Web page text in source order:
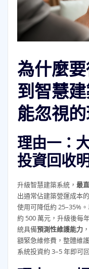
為什麼
到智慧
能忽視
理由一：
投資回收
升級智慧建築系統， 最
出通常佔建築營運成本
使用可降低約 25–35%
約 500 萬元，升級後每
統具備預測性維護能力
額緊急維修費，整體維
系統投資約 3–5 年即可